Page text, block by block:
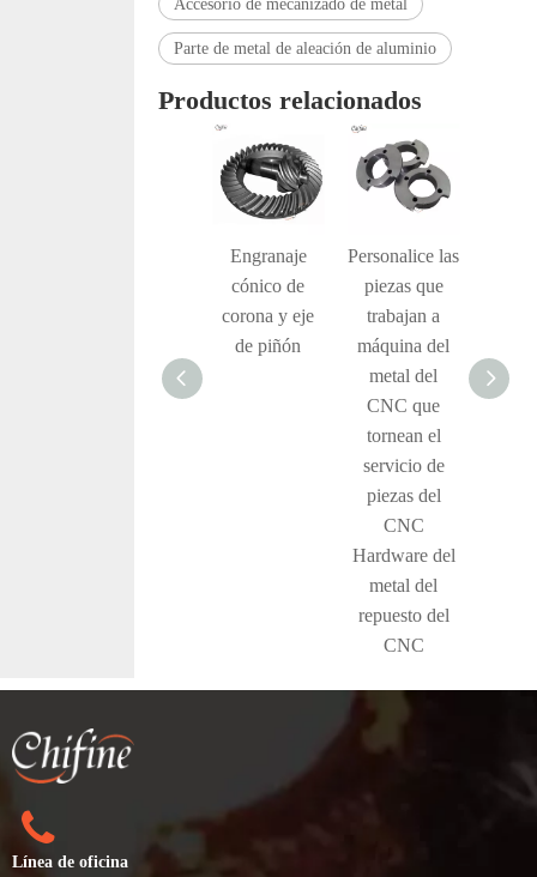
Accesorio de mecanizado de metal
Parte de metal de aleación de aluminio
Productos relacionados
máquina de la
precisión de
Engranaje
cónico de
corona y eje
de piñón
Personalice las
piezas que
trabajan a
máquina del
metal del
CNC que
tornean el
servicio de
piezas del
CNC
Hardware del
metal del
repuesto del
CNC
Línea de oficina